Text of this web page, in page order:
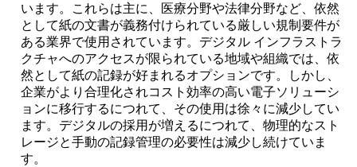
います。これらは主に、医療分野や法律分野など、依然
として紙の文書が義務付けられている厳しい規制要件が
ある業界で使用されています。デジタル インフラストラ
クチャへのアクセスが限られている地域や組織では、依
然として紙の記録が好まれるオプションです。しかし、
企業がより合理化されコスト効率の高い電子ソリューシ
ョンに移行するにつれて、その使用は徐々に減少してい
ます。デジタルの採用が増えるにつれて、物理的なスト
レージと手動の記録管理の必要性は減少し続けていま
す。